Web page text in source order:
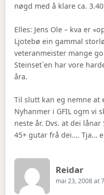
nøgd med å klare ca.
Elles: Jens Ole – kva er
Ljotebø ein gammal
veteranmeister mange
Steinset`en har vore
åra.
Til slutt kan eg nemne at
Nyhanmer i GFIL ogm vi
neste år. Dvs. at dei
45+ gutar frå dei…. Tja…
ReidarSays:
mai 23, 2008 at